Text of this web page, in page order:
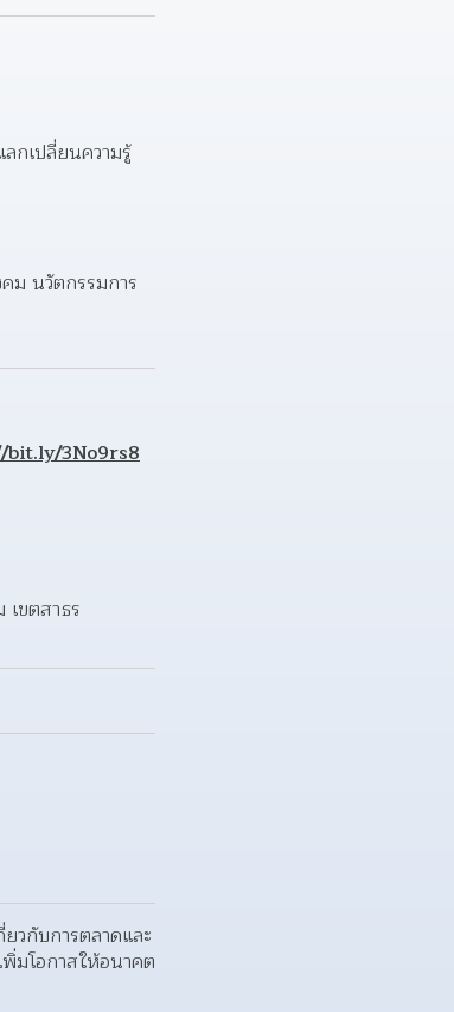
กเปลี่ยนความรู้
ม นวัตกรรมการ
3No9rs8
ขตสาธร
วกับการตลาดและ
มโอกาสให้อนาคต